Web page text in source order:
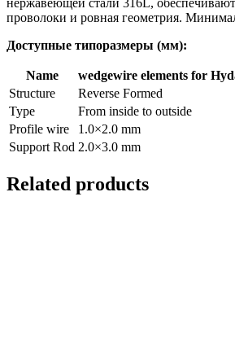
проволоки и ровная геометрия.
Доступные типоразмеры (мм):
Name
wedgewire elements for
Structure
Reverse Formed
Type
From inside to outside
Profile wire
1.0×2.0 mm
Support Rod 2.0×3.0 mm
Related products